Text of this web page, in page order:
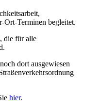
Ort-Terminen begleitet.
die für alle
dort ausgewiesen
hier.